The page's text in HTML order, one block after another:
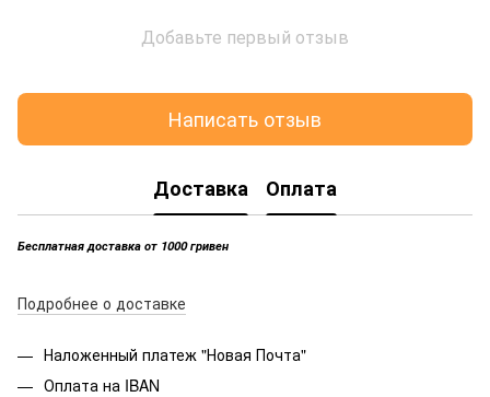
Добавьте первый отзыв
Написать отзыв
Доставка Оплата
Бесплатная доставка от 1000 гривен
Подробнее о доставке
Наложенный платеж "Новая Почта"
Оплата на IBAN